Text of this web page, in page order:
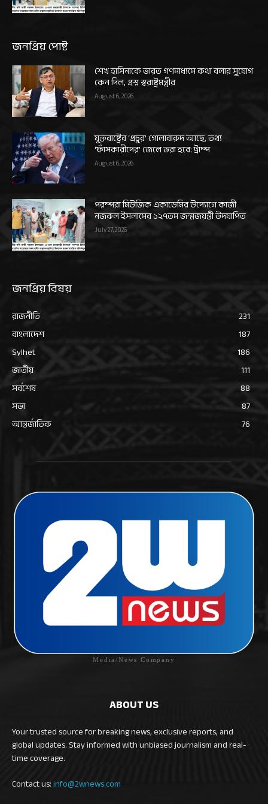
জনপ্রিয় পোষ্ট
শেখ হাসিনাকে ভারত গণমাধ্যমে কথা বলার সুযোগ
কেন দিল, প্রশ্ন স্বরাষ্ট্রমন্ত্রীর
August 6, 2026
যুক্তরাষ্ট্রের ‘প্রচুর’ গোলাবারুদ আছে, তথ্য
‘ফাঁসকারীদের’ জেলে ভরা হবে: ট্রাম্প
August 6, 2026
পরম্পরা মিউজিক একাডেমির উদ্যোগে কাজী
নজরুল ইসলামের ১২৭তম জন্মজয়ন্তী উদযাপিত
July 27, 2026
জনপ্রিয় বিষয়
রাজনীতি
231
বাংলাদেশ
187
Sylhet
186
জাতীয়
111
সর্বশেষ
88
সভা
87
আন্তর্জাতিক
76
Media/News Company
ABOUT US
Your trusted source for breaking news, exclusive reports, and
global updates. Stay informed with unbiased journalism and real-
time coverage.
Contact us:info@2wnews.com